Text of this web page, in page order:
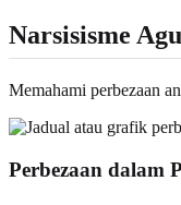
Narsisisme
Memahami perbezaan
Perbezaan dalam